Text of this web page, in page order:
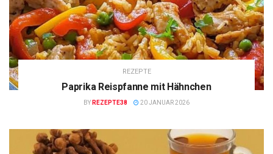
REZEPTE
Paprika Reispfanne mit Hähnchen
BY REZEPTE38 20 JANUAR 2026